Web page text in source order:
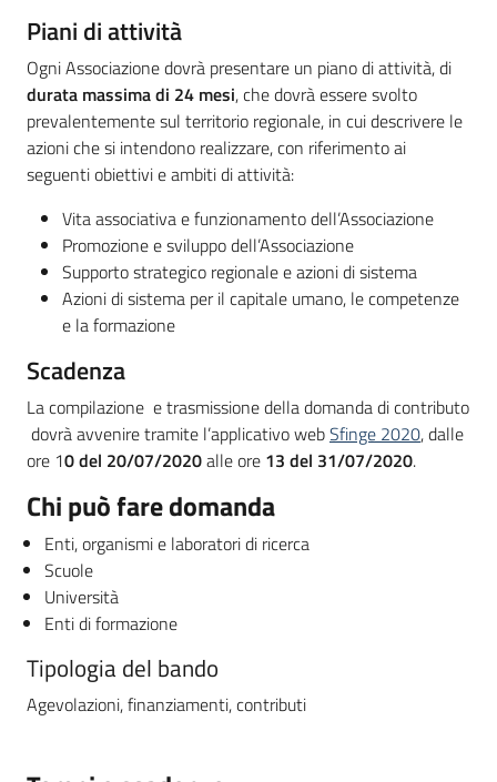
Piani di attività
Ogni Associazione dovrà presentare un piano di attività, di
durata massima di 24 mesi, che dovrà essere svolto
prevalentemente sul territorio regionale, in cui descrivere le
azioni che si intendono realizzare, con riferimento ai
seguenti obiettivi e ambiti di attività:
Vita associativa e funzionamento dell’Associazione
Promozione e sviluppo dell’Associazione
Supporto strategico regionale e azioni di sistema
Azioni di sistema per il capitale umano, le competenze
e la formazione
Scadenza
La compilazione e trasmissione della domanda di contributo
dovrà avvenire tramite l’applicativo webSfinge 2020, dalle
ore 10 del 20/07/2020alle ore 13 del 31/07/2020.
Chi può fare domanda
Enti, organismi e laboratori di ricerca
Scuole
Università
Enti di formazione
Tipologia del bando
Agevolazioni, finanziamenti, contributi